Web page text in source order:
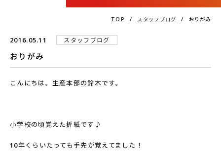
TOP / スタッフブログ / おりがみ
2016.05.11 スタッフブログ
おりがみ
こんにちは。生産本部の鈴木です。
小学校の頃覚えた折紙です♪
10年くらいたっても手先が覚えてました！